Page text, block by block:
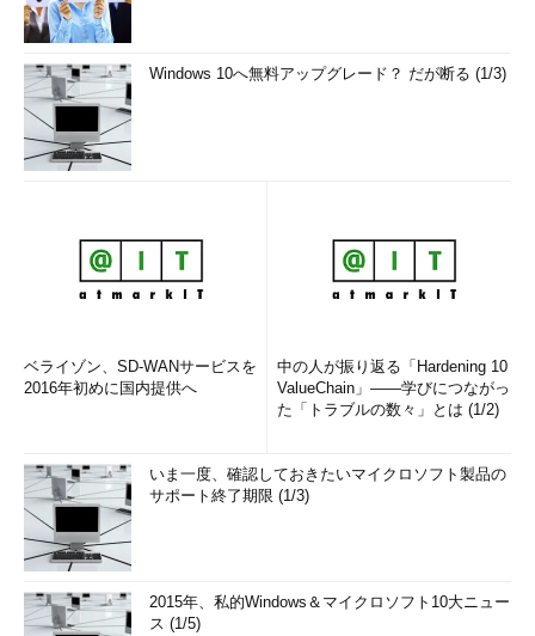
Windows 10へ無料アップグレード？ だが断る (1/3)
ベライゾン、SD-WANサービスを
2016年初めに国内提供へ
中の人が振り返る「Hardening 10
ValueChain」――学びにつながっ
た「トラブルの数々」とは (1/2)
いま一度、確認しておきたいマイクロソフト製品の
サポート終了期限 (1/3)
2015年、私的Windows＆マイクロソフト10大ニュー
ス (1/5)